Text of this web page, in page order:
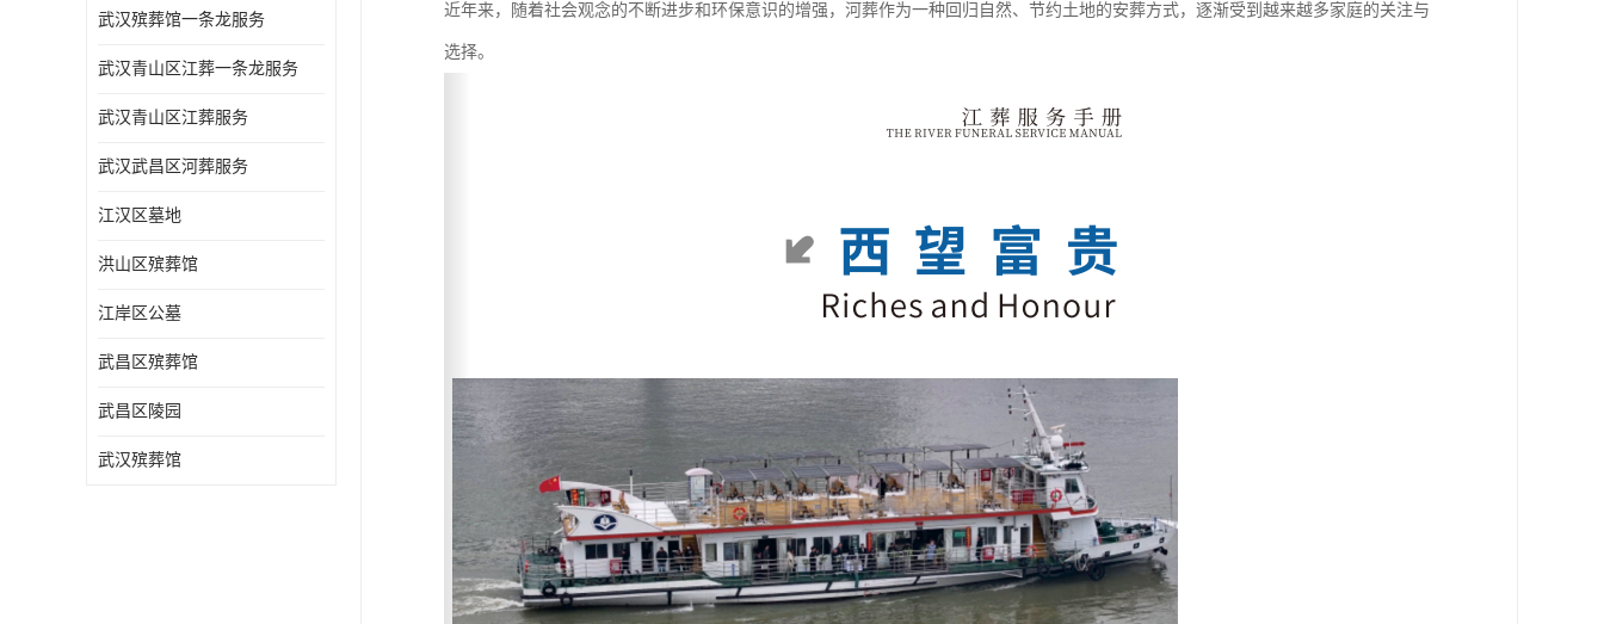
武汉殡葬馆一条龙服务
武汉青山区江葬一条龙服务
武汉青山区江葬服务
武汉武昌区河葬服务
江汉区墓地
洪山区殡葬馆
江岸区公墓
武昌区殡葬馆
武昌区陵园
武汉殡葬馆
近年来，随着社会观念的不断进步和环保意识的增强，河葬作为一种回归自然、节约土地的安葬方式，逐渐受到越来越多家庭的关注与
选择。